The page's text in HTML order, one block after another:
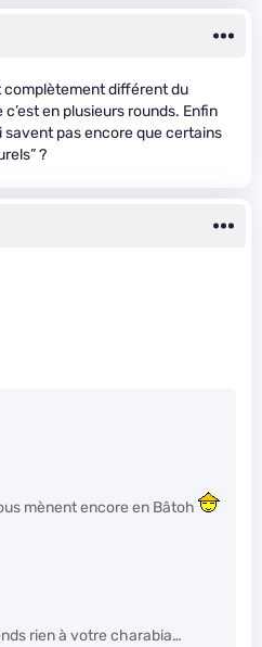
complètement différent du
en plusieurs rounds. Enfin
savent pas encore que certains
?
mènent encore en Bâtoh
rien à votre charabia…